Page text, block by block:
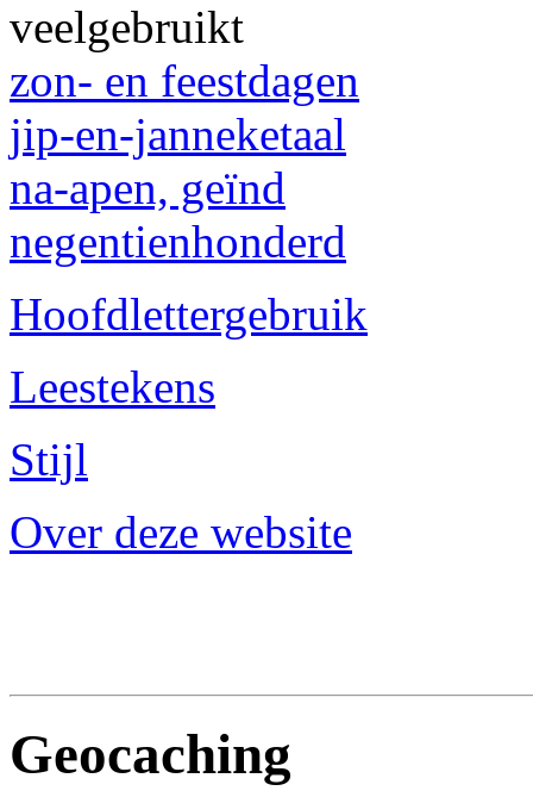
veelgebruikt
zon- en feestdagen
jip-en-janneketaal
na-apen, geïnd
negentienhonderd
Hoofdlettergebruik
Leestekens
Stijl
Over deze website
Geocaching